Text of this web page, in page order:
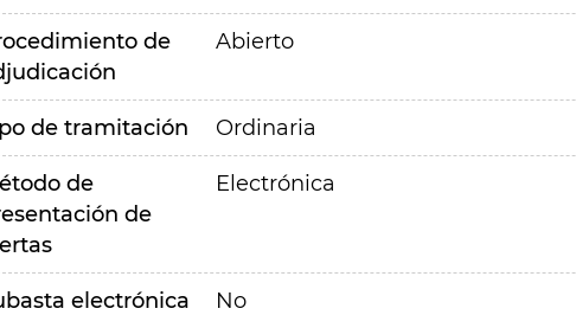
de
Abierto
de tramitación Ordinaria
de
de
Electrónica
electrónica No